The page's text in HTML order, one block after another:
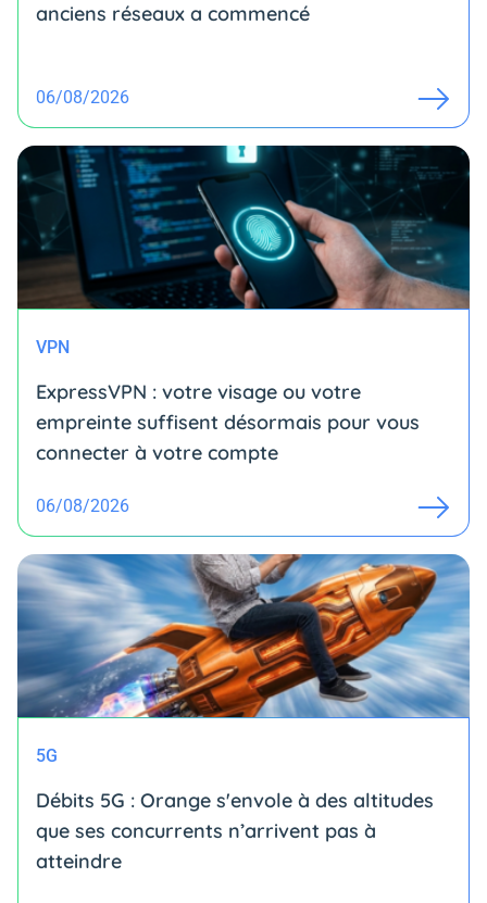
anciens réseaux a commencé
06/08/2026
VPN
ExpressVPN : votre visage ou votre
empreinte suffisent désormais pour vous
connecter à votre compte
06/08/2026
5G
Débits 5G : Orange s'envole à des altitudes
que ses concurrents n’arrivent pas à
atteindre